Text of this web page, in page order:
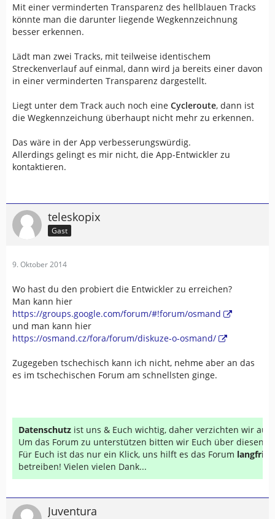
Mit einer verminderten Transparenz des hellblauen Tracks
könnte man die darunter liegende Wegkennzeichnung
besser erkennen.
Lädt man zwei Tracks, mit teilweise identischem
Streckenverlauf auf einmal, dann wird ja bereits einer davon
in einer verminderten Transparenz dargestellt.
Liegt unter dem Track auch noch eine Cycleroute, dann ist
die Wegkennzeichung überhaupt nicht mehr zu erkennen.
Das wäre in der App verbesserungswürdig.
Allerdings gelingt es mir nicht, die App-Entwickler zu
kontaktieren.
teleskopix
Gast
9. Oktober 2014
Wo hast du den probiert die Entwickler zu erreichen?
Man kann hier
https://groups.google.com/forum/#!forum/osmand
und man kann hier
https://osmand.cz/fora/forum/diskuze-o-osmand/
Zugegeben tschechisch kann ich nicht, nehme aber an das
es im tschechischen Forum am schnellsten ginge.
Datenschutz ist uns & Euch wichtig, daher verzichten wir auf
Um das Forum zu unterstützen bitten wir Euch über diesen
Für Euch ist das nur ein Klick, uns hilft es das Forum
betreiben! Vielen vielen Dank...
Juventura